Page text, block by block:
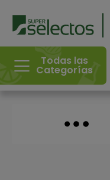
Todas las
Categorías